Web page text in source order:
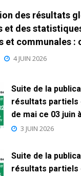
des résultats
et des
et communales :
4 JUIN 2026
Suite de la
résultats partiels
de mai ce 03 juin
3 JUIN 2026
Suite de la
résultats partiels